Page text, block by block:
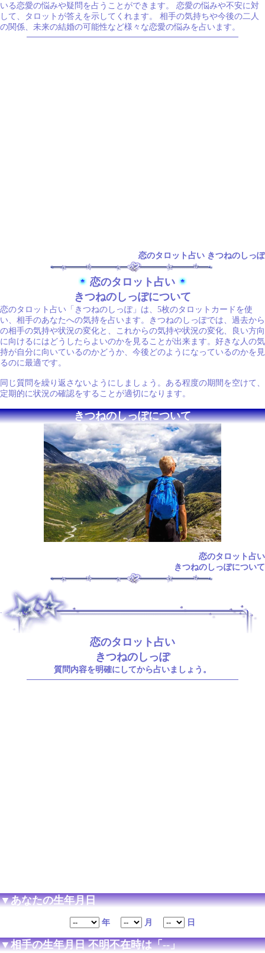
いる恋愛の悩みや疑問を占うことができます。 恋愛の悩みや不安に対
して、タロットが答えを示してくれます。 相手の気持ちや今後の二人
の関係、未来の結婚の可能性など様々な恋愛の悩みを占います。
恋のタロット占い きつねのしっぽ
恋のタロット占い
きつねのしっぽについて
恋のタロット占い「きつねのしっぽ」は、5枚のタロットカードを使
い、相手のあなたへの気持を占います。きつねのしっぽでは、過去から
の相手の気持や状況の変化と、これからの気持や状況の変化、良い方向
に向けるにはどうしたらよいのかを見ることが出来ます。好きな人の気
持が自分に向いているのかどうか、今後どのようになっているのかを見
るのに最適です。
同じ質問を繰り返さないようにしましょう。ある程度の期間を空けて、
定期的に状況の確認をすることが適切になります。
きつねのしっぽについて
恋のタロット占い
きつねのしっぽについて
恋のタロット占い
きつねのしっぽ
質問内容を明確にしてから占いましょう。
▼あなたの生年月日
年 月 日
▼相手の生年月日 不明不在時は「--」